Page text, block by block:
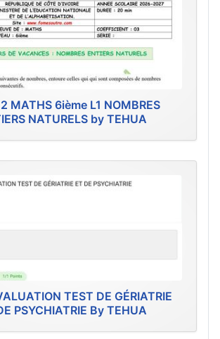
MATHS 6ième L1 NOMBRES
NATURELS by TEHUA
TEST DE GÉRIATRIE
PSYCHIATRIE By TEHUA